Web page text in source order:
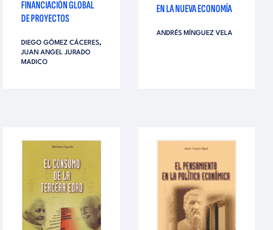
FINANCIACIÓN GLOBAL
DE PROYECTOS
DIEGO GÓMEZ CÁCERES,
JUAN ANGEL JURADO
MADICO
EN LA NUEVA ECONOMÍA
ANDRÉS MÍNGUEZ VELA